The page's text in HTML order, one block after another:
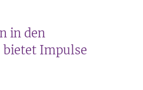
in den
Impulse